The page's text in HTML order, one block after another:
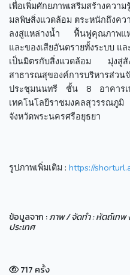
เพื่อเพิ่มศักยภาพเสริมสร้างควา
มลพิษสิ่งแวดล้อม ตระหนักถึงค
ลงสู่แหล่างน้ำ ฟื้นฟูคุณภาพแห
และของเสียอันตรายทั้งระบบ แ
เป็นมิตรกับสิ่งแวดล้อม มุ่ง
สาธารณสุของค์การบริหารส่
ประชุมนนทรี ชั้น 8 อาคารเ
เทคโนโลยีราชมงคลสุวรรณ
จังหวัดพระนครศรีอยุธยา
รูปภาพเพิ่มเติม : https://
ข้อมูลจาก :ภาพ / จัดทำ : หัตถ์เทพ
ประเทศ
717 ครั้ง